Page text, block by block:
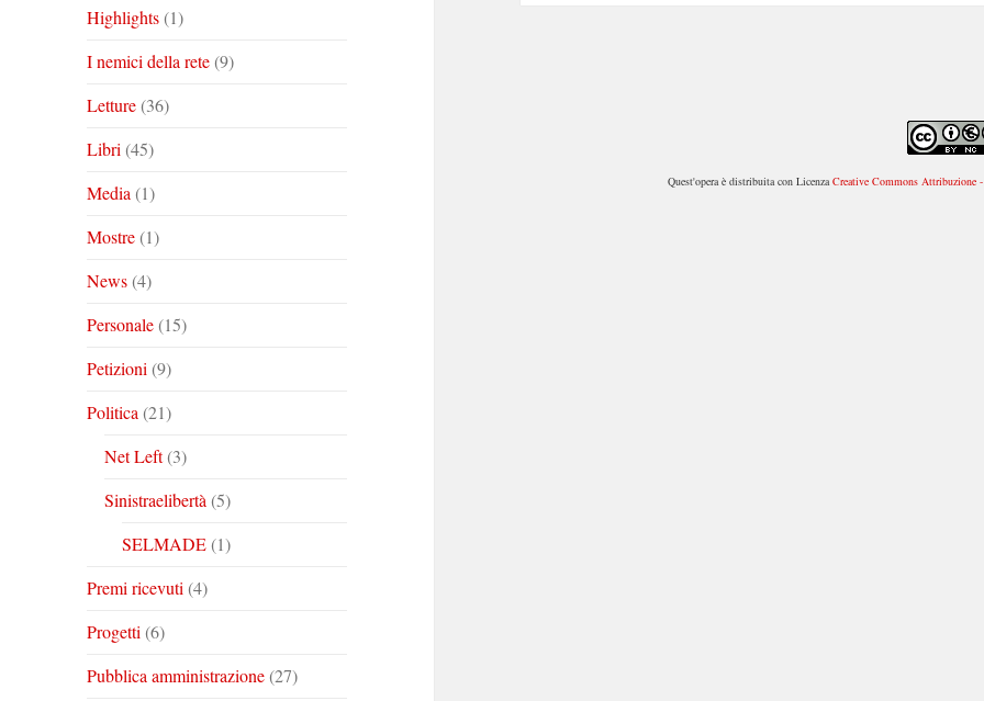
Highlights(1)
I nemici della rete(9)
Letture(36)
Libri (45)
Media (1)
Mostre(1)
News(4)
Personale(15)
Petizioni (9)
Politica (21)
Net Left(3)
Sinistraelibertà (5)
SELMADE(1)
Premi ricevuti (4)
Progetti (6)
Pubblica amministrazione(27)
Quest'opera è distribuita con LicenzaCreative Commons Attribuzione